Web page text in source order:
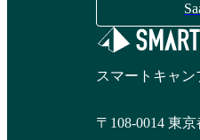
スマートキャン
〒108-0014 東